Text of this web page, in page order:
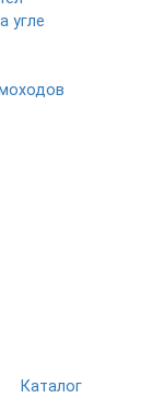
угле
Каталог